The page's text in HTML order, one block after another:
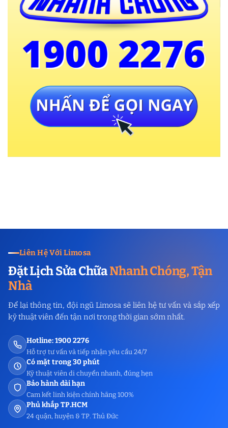
Liên Hệ Với Limosa
Đặt Lịch Sửa ChữaNhanh Chóng, Tận
Nhà
Để lại thông tin, đội ngũ Limosa sẽ liên hệ tư vấn và sắp xếp
kỹ thuật viên đến tận nơi trong thời gian sớm nhất.
Hotline: 1900 2276
Hỗ trợ tư vấn và tiếp nhận yêu cầu 24/7
Có mặt trong 30 phút
Kỹ thuật viên di chuyển nhanh, đúng hẹn
Bảo hành dài hạn
Cam kết linh kiện chính hãng 100%
Phủ khắp TP.HCM
24 quận, huyện & TP. Thủ Đức